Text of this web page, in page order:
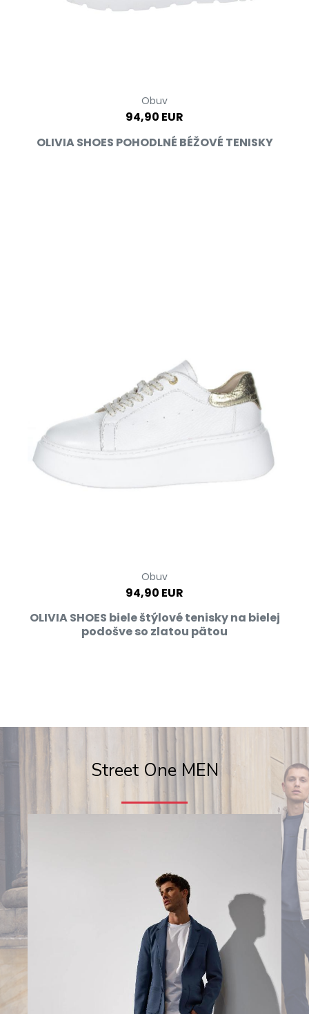
Obuv
94,90 EUR
OLIVIA SHOES POHODLNÉ BÉŽOVÉ TENISKY
Obuv
94,90 EUR
OLIVIA SHOES biele štýlové tenisky na bielej
podošve so zlatou pätou
Street One MEN